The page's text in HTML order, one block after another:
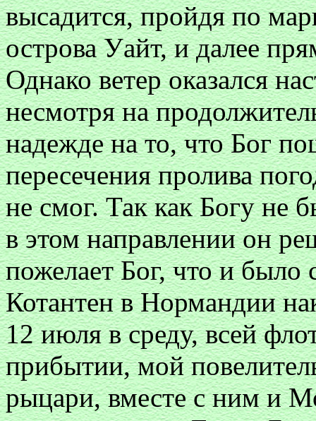
высадится, пройдя по
острова Уайт, и далее
Однако ветер оказался
несмотря на
надежде на то, что Бог
пересечения пролива
не смог. Так как Богу не
в этом направлении он
пожелает Бог, что и было
Котантен в Нормандии
12 июля в среду, всей
прибытии, мой
рыцари, вместе с ним и